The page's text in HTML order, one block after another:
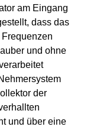
am Eingang
dass das
und ohne
der
und über eine